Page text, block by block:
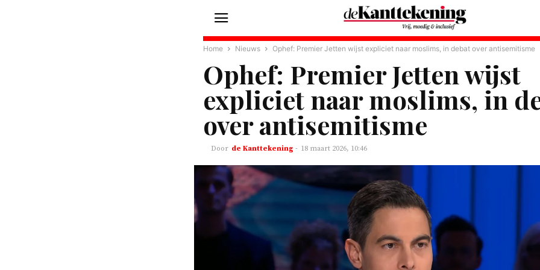
Home Nieuws Ophef: Premier Jetten wijst expliciet naar moslims, in debat over antisemitisme
Ophef: Premier Jetten wijst
expliciet naar moslims, in
over antisemitisme
de Kanttekening - 18 maart 2026, 10:46